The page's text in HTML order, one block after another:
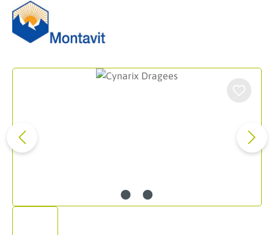
Bildergalerie überspringen